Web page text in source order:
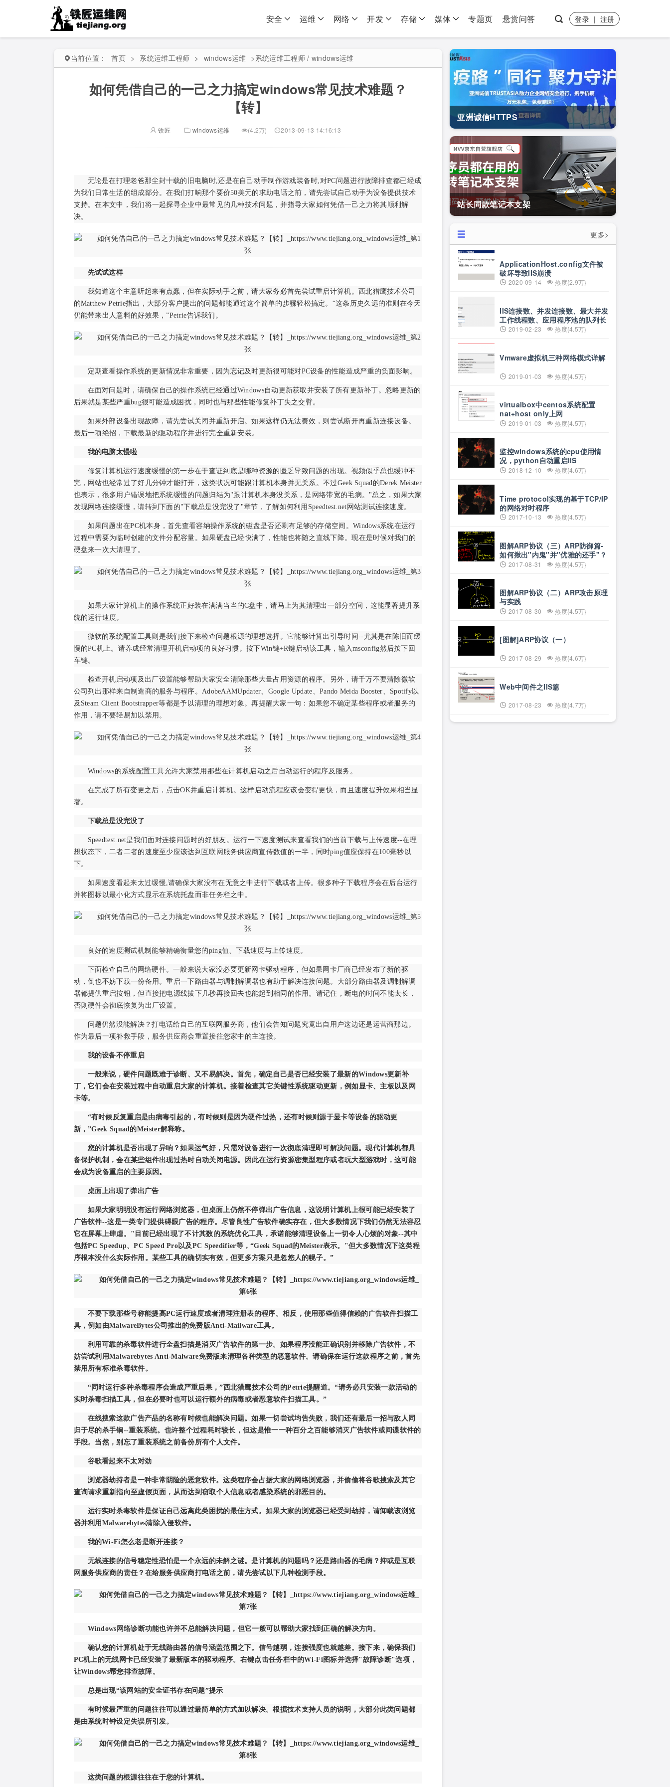
安全 运维 网络 开发 存储 媒体 专题页 悬赏问答 登录 | 注册
当前位置： 首页 > 系统运维工程师 > windows运维 >系统运维工程师 / windows运维
如何凭借自己的一己之力搞定windows常见技术难题？
【转】
铁匠 windows运维 (4.2万) 2013-09-13 14:16:13
无论是在打理老爸那尘封十载的旧电脑时,还是在自己动手制作游戏装备时,对PC问题进行故障排查都已经成
为我们日常生活的组成部分。在我们打响那个要价50美元的求助电话之前，请先尝试自己动手为设备提供技术
支持。在本文中，我们将一起探寻企业中最常见的几种技术问题，并指导大家如何凭借一己之力将其顺利解
决。
先试试这样
我知道这个主意听起来有点蠢，但在实际动手之前，请大家务必首先尝试重启计算机。西北猎鹰技术公司
的Matthew Petrie指出，大部分客户提出的问题都能通过这个简单的步骤轻松搞定。“这条历史久远的准则在今天
仍能带来出人意料的好效果，”Petrie告诉我们。
定期查看操作系统的更新情况非常重要，因为忘记及时更新很可能对PC设备的性能造成严重的负面影响。
在面对问题时，请确保自己的操作系统已经通过Windows自动更新获取并安装了所有更新补丁。忽略更新的
后果就是某些严重bug很可能造成困扰，同时也与那些性能修复补丁失之交臂。
如果外部设备出现故障，请先尝试关闭并重新开启。如果这样仍无法奏效，则尝试断开再重新连接设备。
最后一项绝招，下载最新的驱动程序并进行完全重新安装。
我的电脑太慢啦
修复计算机运行速度缓慢的第一步在于查证到底是哪种资源的匮乏导致问题的出现。视频似乎总也缓冲不
完，网站也经常过了好几分钟才能打开，这类状况可能跟计算机本身并无关系。不过Geek Squad的Derek Meister
也表示，很多用户错误地把系统缓慢的问题归结为"跟计算机本身没关系，是网络带宽的毛病。"总之，如果大家
发现网络连接缓慢，请转到下面的"下载总是没完没了"章节，了解如何利用Speedtest.net网站测试连接速度。
如果问题出在PC机本身，首先查看容纳操作系统的磁盘是否还剩有足够的存储空间。Windows系统在运行
过程中需要为临时创建的文件分配容量。如果硬盘已经快满了，性能也将随之直线下降。现在是时候对我们的
硬盘来一次大清理了。
如果大家计算机上的操作系统正好装在满满当当的C盘中，请马上为其清理出一部分空间，这能显著提升系
统的运行速度。
微软的系统配置工具则是我们接下来检查问题根源的理想选择。它能够计算出引导时间--尤其是在陈旧而缓
慢的PC机上。请养成经常清理开机启动项的良好习惯。按下Win键+R键启动该工具，输入msconfig然后按下回
车键。
检查开机启动项及出厂设置能够帮助大家安全清除那些大量占用资源的程序。另外，请千万不要清除微软
公司列出那样来自制造商的服务与程序。AdobeAAMUpdater、Google Update、Pando Meida Booster、Spotify以
及Steam Client Bootstrapper等都是予以清理的理想对象。再提醒大家一句：如果您不确定某些程序或者服务的
作用，请不要轻易加以禁用。
Windows的系统配置工具允许大家禁用那些在计算机启动之后自动运行的程序及服务。
在完成了所有变更之后，点击OK并重启计算机。这样启动流程应该会变得更快，而且速度提升效果相当显
著。
下载总是没完没了
Speedtest.net是我们面对连接问题时的好朋友。运行一下速度测试来查看我们的当前下载与上传速度--在理
想状态下，二者二者的速度至少应该达到互联网服务供应商宣传数值的一半，同时ping值应保持在100毫秒以
下。
如果速度看起来太过缓慢,请确保大家没有在无意之中进行下载或者上传。很多种子下载程序会在后台运行
并将图标以最小化方式显示在系统托盘而非任务栏之中。
良好的速度测试机制能够精确衡量您的ping值、下载速度与上传速度。
下面检查自己的网络硬件。一般来说大家没必要更新网卡驱动程序，但如果网卡厂商已经发布了新的驱
动，倒也不妨下载一份备用。重启一下路由器与调制解调器也有助于解决连接问题。大部分路由器及调制解调
器都提供重启按钮，但直接把电源线拔下几秒再接回去也能起到相同的作用。请记住，断电的时间不能太长，
否则硬件会彻底恢复为出厂设置。
问题仍然没能解决？打电话给自己的互联网服务商，他们会告知问题究竟出自用户这边还是运营商那边。
作为最后一项补救手段，服务供应商会重置接往您家中的主连接。
我的设备不停重启
一般来说，硬件问题既难于诊断、又不易解决。首先，确定自己是否已经安装了最新的Windows更新补
丁，它们会在安装过程中自动重启大家的计算机。接着检查其它关键性系统驱动更新，例如显卡、主板以及网
卡等。
“有时候反复重启是由病毒引起的，有时候则是因为硬件过热，还有时候则源于显卡等设备的驱动更
新，”Geek Squad的Meister解释称。
您的计算机是否出现了异响？如果运气好，只需对设备进行一次彻底清理即可解决问题。现代计算机都具
备保护机制，会在某些组件出现过热时自动关闭电源。因此在运行资源密集型程序或者玩大型游戏时，这可能
会成为设备重启的主要原因。
桌面上出现了弹出广告
如果大家明明没有运行网络浏览器，但桌面上仍然不停弹出广告信息，这说明计算机上很可能已经安装了
广告软件--这是一类专门提供碍眼广告的程序。尽管良性广告软件确实存在，但大多数情况下我们仍然无法容忍
它在屏幕上肆虐。"目前已经出现了不计其数的系统优化工具，承诺能够清理设备上一切令人心烦的对象--其中
包括PC Speedup、PC Speed Pro以及PC Speedifier等，“Geek Squad的Meister表示。"但大多数情况下这类程
序根本没什么实际作用。某些工具的确切实有效，但更多方案只是忽悠人的幌子。”
不要下载那些号称能提高PC运行速度或者清理注册表的程序。相反，使用那些值得信赖的广告软件扫描工
具，例如由MalwareBytes公司推出的免费版Anti-Mailware工具。
利用可靠的杀毒软件进行全盘扫描是消灭广告软件的第一步。如果程序没能正确识别并移除广告软件，不
妨尝试利用Malwarebytes Anti-Malware免费版来清理各种类型的恶意软件。请确保在运行这款程序之前，首先
禁用所有标准杀毒软件。
“同时运行多种杀毒程序会造成严重后果，”西北猎鹰技术公司的Petrie提醒道。“请务必只安装一款活动的
实时杀毒扫描工具，但在必要时也可以运行额外的病毒或者恶意软件扫描工具。”
在线搜索这款广告产品的名称有时候也能解决问题。如果一切尝试均告失败，我们还有最后一招与敌人同
归于尽的杀手锏--重装系统。也许整个过程耗时较长，但这是惟一一种百分之百能够消灭广告软件或间谍软件的
手段。当然，别忘了重装系统之前备份所有个人文件。
谷歌看起来不太对劲
浏览器劫持者是一种非常阴险的恶意软件。这类程序会占据大家的网络浏览器，并偷偷将谷歌搜索及其它
查询请求重新指向至虚假页面，从而达到窃取个人信息或者感染系统的邪恶目的。
运行实时杀毒软件是保证自己远离此类困扰的最佳方式。如果大家的浏览器已经受到劫持，请卸载该浏览
器并利用Malwarebytes清除入侵软件。
我的Wi-Fi怎么老是断开连接？
无线连接的信号稳定性恐怕是一个永远的未解之谜。是计算机的问题吗？还是路由器的毛病？抑或是互联
网服务供应商的责任？在给服务供应商打电话之前，请先尝试以下几种检测手段。
Windows网络诊断功能也许并不总能解决问题，但它一般可以帮助大家找到正确的解决方向。
确认您的计算机处于无线路由器的信号涵盖范围之下。信号越弱，连接强度也就越差。接下来，确保我们
PC机上的无线网卡已经安装了最新版本的驱动程序。右键点击任务栏中的Wi-Fi图标并选择"故障诊断"选项，
让Windows帮您排查故障。
总是出现“该网站的安全证书存在问题”提示
有时候最严重的问题往往可以通过最简单的方式加以解决。根据技术支持人员的说明，大部分此类问题都
是由系统时钟设定失误所引发。
这类问题的根源往往在于您的计算机。
亚洲诚信HTTPS
站长同款笔记本支架
更多>
ApplicationHost.config文件被
破坏导致IIS崩溃
2020-09-14 热度{2.9万}
IIS连接数、并发连接数、最大并发
工作线程数、应用程序池的队列长
度、应用程序池的最大工作进程数
2019-02-23 热度{4.5万}
Vmware虚拟机三种网络模式详解
2019-01-03 热度{4.5万}
virtualbox中centos系统配置
nat+host only上网
2019-01-03 热度{4.5万}
监控windows系统的cpu使用情
况，python自动重启IIS
2018-12-10 热度{4.6万}
Time protocol实现的基于TCP/IP
的网络对时程序
2017-10-13 热度{4.5万}
图解ARP协议（三）ARP防御篇-
如何揪出"内鬼"并"优雅的还手"？
2017-08-31 热度{4.5万}
图解ARP协议（二）ARP攻击原理
与实践
2017-08-30 热度{4.5万}
[图解]ARP协议（一）
2017-08-29 热度{4.6万}
Web中间件之IIS篇
2017-08-23 热度{4.7万}